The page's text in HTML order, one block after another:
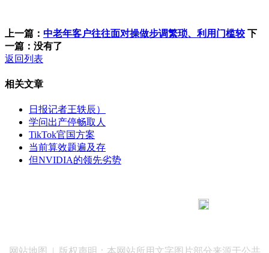
上一篇： 中老年客户往往面对操做步调繁琐、利用门槛较 下
一篇：没有了
返回列表
相关文章
日报记者王轶辰）
学问出产停畅取人
TikTok官国方案
当前算效题遍及存
但NVIDIA的领先劣势